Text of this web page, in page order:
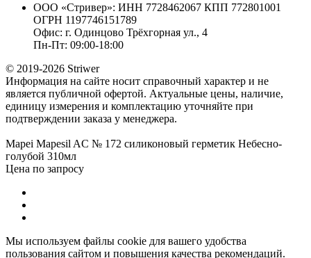
ООО «Стривер»: ИНН 7728462067 КПП 772801001
ОГРН 1197746151789
Офис: г. Одинцово Трёхгорная ул., 4
Пн-Пт: 09:00-18:00
© 2019-2026 Striwer
Информация на сайте носит справочный характер и не
является публичной офертой. Актуальные цены, наличие,
единицу измерения и комплектацию уточняйте при
подтверждении заказа у менеджера.
Mapei Mapesil AC № 172 силиконовый герметик Небесно-
голубой 310мл
Цена по запросу
Мы используем файлы cookie для вашего удобства
пользования сайтом и повышения качества рекомендаций.